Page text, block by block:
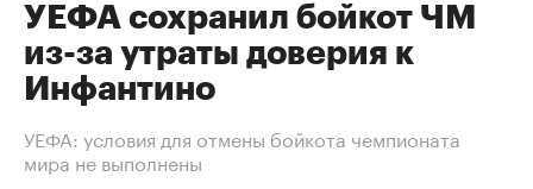
УЕФА сохранил бойкот ЧМ
из-за утраты доверия к
Инфантино
УЕФА: условия для отмены бойкота чемпионата
мира не выполнены